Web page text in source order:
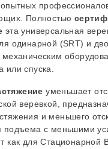
Полностью
эта универсальная
одинарной (SRT) и
или спуска.
уменьшает
веревкой,
и меньшего
подъема с меньшими
как для Стационарной